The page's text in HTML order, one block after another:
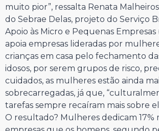
muito pior”, ressalta Renata
do Sebrae Delas, projeto do Serviço
Apoio às Micro e Pequenas
apoia empresas lideradas por
crianças em casa pelo fechamento
idosos, por serem grupos de risco,
cuidados, as mulheres estão ainda
sobrecarregadas, já que,
tarefas sempre recaíram mais sobre
O resultado? Mulheres dedicam 17%